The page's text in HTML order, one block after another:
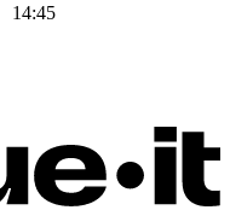
14:45